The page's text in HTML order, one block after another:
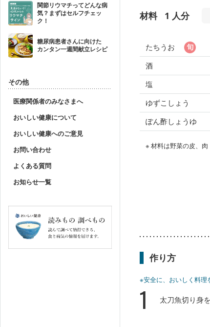
関節リウマチってどんな病
気？まずはセルフチェッ
ク！
糖尿病患者さんに向けた
カンタン一週間献立レシピ
その他
医療関係者のみなさまへ
おいしい健康について
おいしい健康へのご意見
お問い合わせ
よくある質問
お知らせ一覧
材料 1 人分
たちうお
酒
塩
ゆずこしょう
ぽん酢しょうゆ
※ 材料は野菜の皮、肉
作り方
※安全に、おいしく料理
1 太刀魚切り身